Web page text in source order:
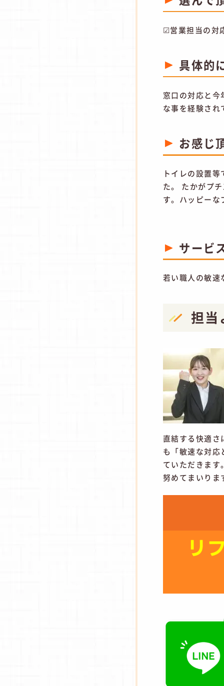
☑営業担当の対
具体的
窓口の対応と
な事を経験され
お感じ
トイレの設置
た。 たかがプ
す。ハッピー
サービ
若い職人の敏速
担当
直結する快適
も「敏速な対
ていただきま
努めてまいりま